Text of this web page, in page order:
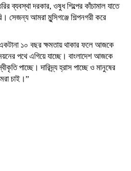
ব্যবস্থা দরকার, ওষুধ শিল্পের কাঁচামাল যাতে
সেজন্য আমরা মুন্সিগঞ্জে শিল্পনগরী করে
১০ বছর ক্ষমতায় থাকার ফলে আজকে
পথে এগিয়ে যাচ্ছে। বাংলাদেশ আজকে
পাচ্ছে। দারিদ্র্য হ্রাস পাচ্ছে ও মানুষের
চাই।”